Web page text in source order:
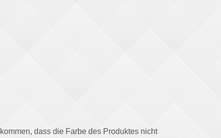
dass die Farbe des Produktes nicht